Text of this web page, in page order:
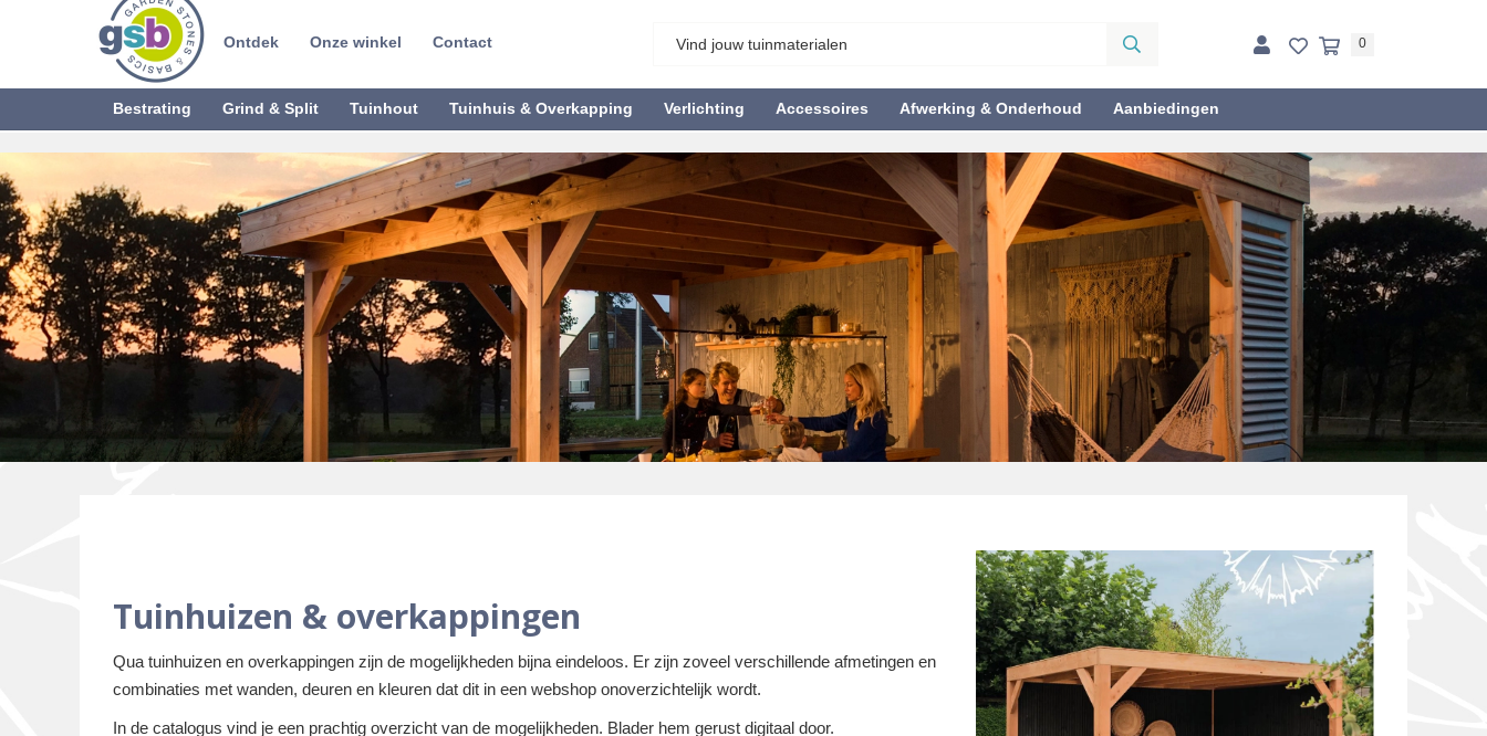
Ontdek Onze winkel Contact 0
Bestrating Grind & Split Tuinhout Tuinhuis & Overkapping Verlichting Accessoires Afwerking & Onderhoud Aanbiedingen
Tuinhuizen & overkappingen
Qua tuinhuizen en overkappingen zijn de mogelijkheden bijna eindeloos. Er zijn zoveel verschillende afmetingen en
combinaties met wanden, deuren en kleuren dat dit in een webshop onoverzichtelijk wordt.
In de catalogus vind je een prachtig overzicht van de mogelijkheden. Blader hem gerust digitaal door.